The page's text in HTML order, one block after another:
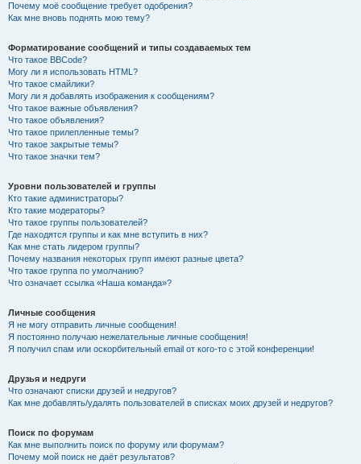
Почему моё сообщение требует одобрения?
Как мне вновь поднять мою тему?
Форматирование сообщений и типы создаваемых тем
Что такое BBCode?
Могу ли я использовать HTML?
Что такое смайлики?
Могу ли я добавлять изображения к сообщениям?
Что такое важные объявления?
Что такое объявления?
Что такое прилепленные темы?
Что такое закрытые темы?
Что такое значки тем?
Уровни пользователей и группы
Кто такие администраторы?
Кто такие модераторы?
Что такое группы пользователей?
Где находятся группы и как мне вступить в них?
Как мне стать лидером группы?
Почему названия некоторых групп имеют разные цвета?
Что такое группа по умолчанию?
Что означает ссылка «Наша команда»?
Личные сообщения
Я не могу отправить личные сообщения!
Я постоянно получаю нежелательные личные сообщения!
Я получил спам или оскорбительный email от кого-то с этой конференции!
Друзья и недруги
Что означают списки друзей и недругов?
Как мне добавлять/удалять пользователей в списках моих друзей и недругов?
Поиск по форумам
Как мне выполнить поиск по форуму или форумам?
Почему мой поиск не даёт результатов?